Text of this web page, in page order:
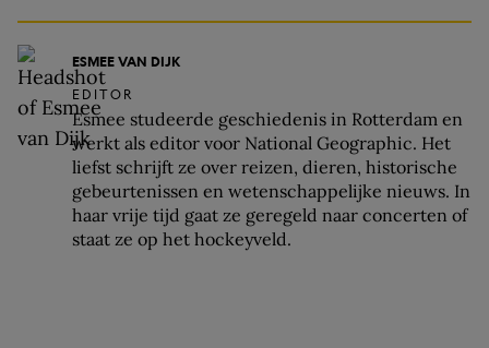
ESMEE VAN DIJK
EDITOR
Esmee studeerde geschiedenis in Rotterdam en
werkt als editor voor National Geographic. Het
liefst schrijft ze over reizen, dieren, historische
gebeurtenissen en wetenschappelijke nieuws. In
haar vrije tijd gaat ze geregeld naar concerten of
staat ze op het hockeyveld.